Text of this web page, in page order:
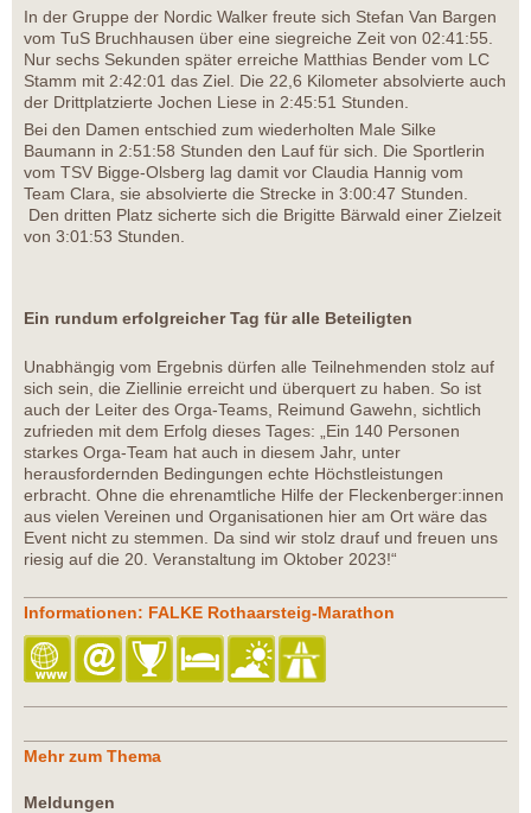
In der Gruppe der Nordic Walker freute sich Stefan Van Bargen
vom TuS Bruchhausen über eine siegreiche Zeit von 02:41:55.
Nur sechs Sekunden später erreiche Matthias Bender vom LC
Stamm mit 2:42:01 das Ziel. Die 22,6 Kilometer absolvierte auch
der Drittplatzierte Jochen Liese in 2:45:51 Stunden.
Bei den Damen entschied zum wiederholten Male Silke
Baumann in 2:51:58 Stunden den Lauf für sich. Die Sportlerin
vom TSV Bigge-Olsberg lag damit vor Claudia Hannig vom
Team Clara, sie absolvierte die Strecke in 3:00:47 Stunden.
Den dritten Platz sicherte sich die Brigitte Bärwald einer Zielzeit
von 3:01:53 Stunden.
Ein rundum erfolgreicher Tag für alle Beteiligten
Unabhängig vom Ergebnis dürfen alle Teilnehmenden stolz auf
sich sein, die Ziellinie erreicht und überquert zu haben. So ist
auch der Leiter des Orga-Teams, Reimund Gawehn, sichtlich
zufrieden mit dem Erfolg dieses Tages: „Ein 140 Personen
starkes Orga-Team hat auch in diesem Jahr, unter
herausfordernden Bedingungen echte Höchstleistungen
erbracht. Ohne die ehrenamtliche Hilfe der Fleckenberger:innen
aus vielen Vereinen und Organisationen hier am Ort wäre das
Event nicht zu stemmen. Da sind wir stolz drauf und freuen uns
riesig auf die 20. Veranstaltung im Oktober 2023!“
Informationen: FALKE Rothaarsteig-Marathon
Mehr zum Thema
Meldungen